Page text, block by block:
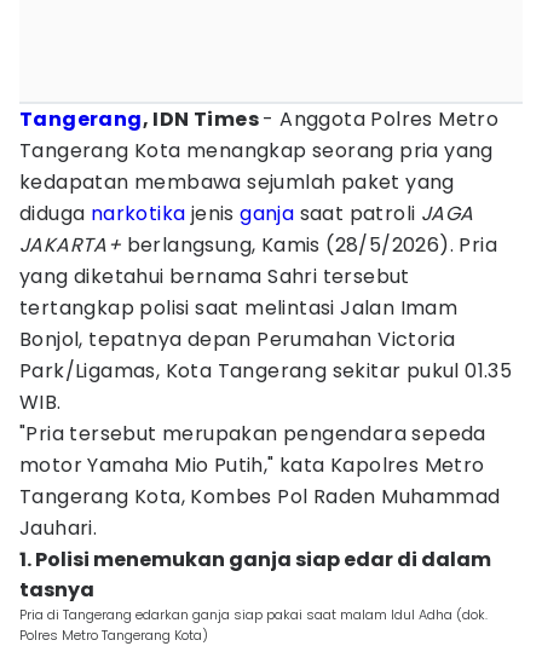
Tangerang, IDN Times- Anggota Polres Metro
Tangerang Kota menangkap seorang pria yang
kedapatan membawa sejumlah paket yang
diduga narkotika jenisganja saat patroli JAGA
JAKARTA+ berlangsung, Kamis (28/5/2026). Pria
yang diketahui bernama Sahri tersebut
tertangkap polisi saat melintasi Jalan Imam
Bonjol, tepatnya depan Perumahan Victoria
Park/Ligamas, Kota Tangerang sekitar pukul 01.35
WIB.
"Pria tersebut merupakan pengendara sepeda
motor Yamaha Mio Putih," kata Kapolres Metro
Tangerang Kota, Kombes Pol Raden Muhammad
Jauhari.
1. Polisi menemukan ganja siap edar di dalam
tasnya
Pria di Tangerang edarkan ganja siap pakai saat malam Idul Adha (dok.
Polres Metro Tangerang Kota)